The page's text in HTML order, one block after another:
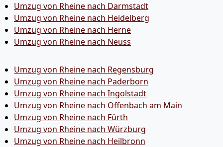
Umzug von Rheine nach Darmstadt
Umzug von Rheine nach Heidelberg
Umzug von Rheine nach Herne
Umzug von Rheine nach Neuss
Umzug von Rheine nach Regensburg
Umzug von Rheine nach Paderborn
Umzug von Rheine nach Ingolstadt
Umzug von Rheine nach Offenbach am Main
Umzug von Rheine nach Fürth
Umzug von Rheine nach Würzburg
Umzug von Rheine nach Heilbronn